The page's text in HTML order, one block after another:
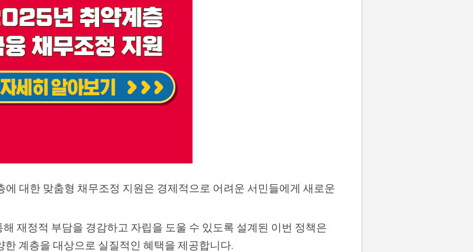
대한 맞춤형 채무조정 지원은 경제적으로 어려운 서민들에게 새로운
재정적 부담을 경감하고 자립을 도울 수 있도록 설계된 이번 정책은
계층을 대상으로 실질적인 혜택을 제공합니다.